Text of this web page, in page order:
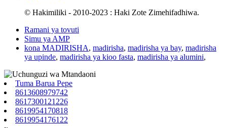
© Hakimiliki - 2010-2023 : Haki Zote Zimehifadhiwa.
Ramani ya tovuti
Simu ya AMP
kona MADIRISHA, madirisha, madirisha ya bay, madirisha
ya upinde, madirisha ya kioo fasta, madirisha ya alumini,
Tuma Barua Pepe
8613608979742
8617300121226
8619954170818
8619954176122